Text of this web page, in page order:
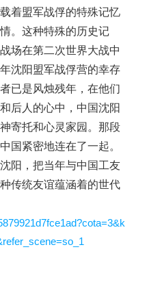
着盟军战俘的特殊记忆
。这种特殊的历史记
场在第二次世界大战中
沈阳盟军战俘营的幸存
已是风烛残年，在他们
后人的心中，中国沈阳
寄托和心灵家园。那段
国紧密地连在了一起。
阳，把当年与中国工友
传统友谊蕴涵着的世代